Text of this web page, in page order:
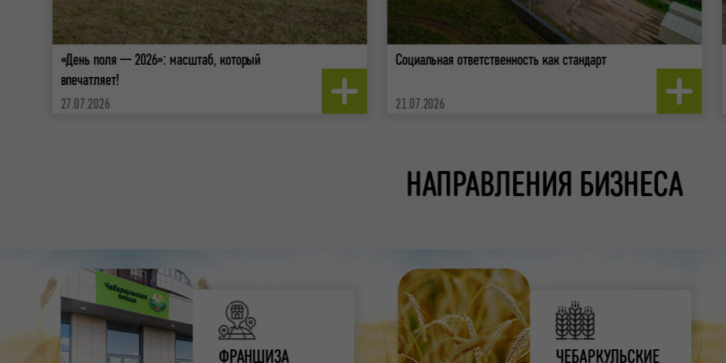
«День поля — 2026»: масштаб, который
впечатляет!
27.07.2026
Социальная ответственность как стандарт
21.07.2026
НАПРАВЛЕНИЯ БИЗНЕСА
ФРАНШИЗА ЧЕБАРКУЛЬСКИЕ